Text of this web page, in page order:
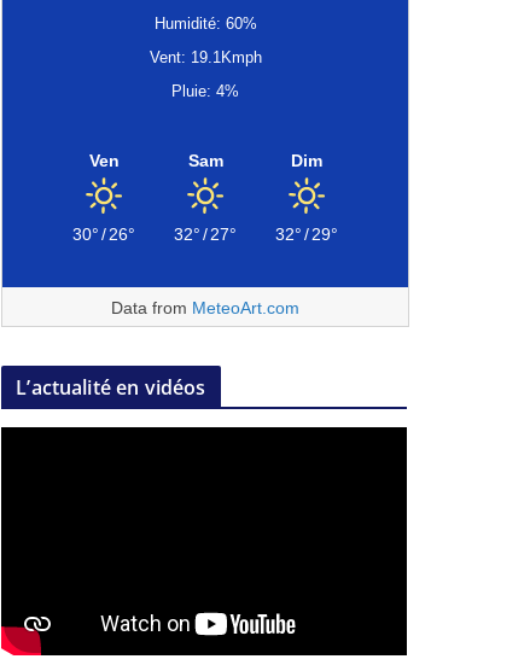
Humidité: 60%
Vent: 19.1Kmph
Pluie: 4%
Ven
30°/26°
Sam
32°/27°
Dim
32°/29°
Data from MeteoArt.com
L’actualité en vidéos